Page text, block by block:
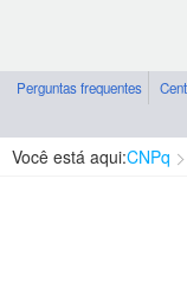
Perguntas frequentes
Você está aqui:CNPq